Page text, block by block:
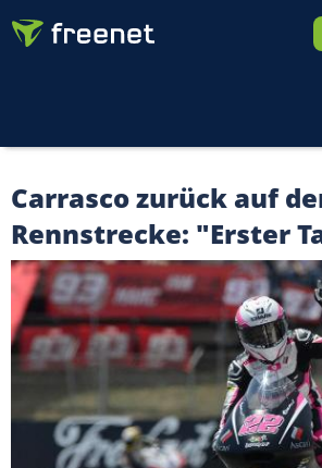
Carrasco zurück auf
Rennstrecke: "Erster